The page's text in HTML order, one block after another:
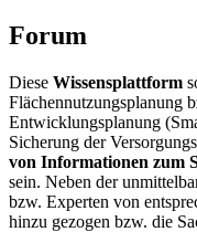
Forum
Diese Wissensplattform
Flächennutzungsplanung
Entwicklungsplanung
Sicherung der
von Informationen zum
sein. Neben der
bzw. Experten von
hinzu gezogen bzw. die